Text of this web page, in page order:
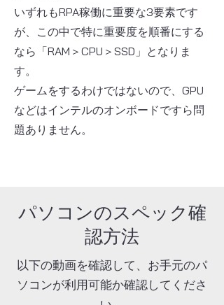
いずれもRPA稼働に重要な3要素です
が、この中で特に重要度を順番にする
なら「RAM＞CPU＞SSD」となりま
す。
ゲームをするわけではないので、GPU
などはインテルのオンボードですら問
題ありません。
​パソコンのスペック確
認方法
以下の動画を確認して、お手元のパ
ソコンが利用可能か確認してくださ